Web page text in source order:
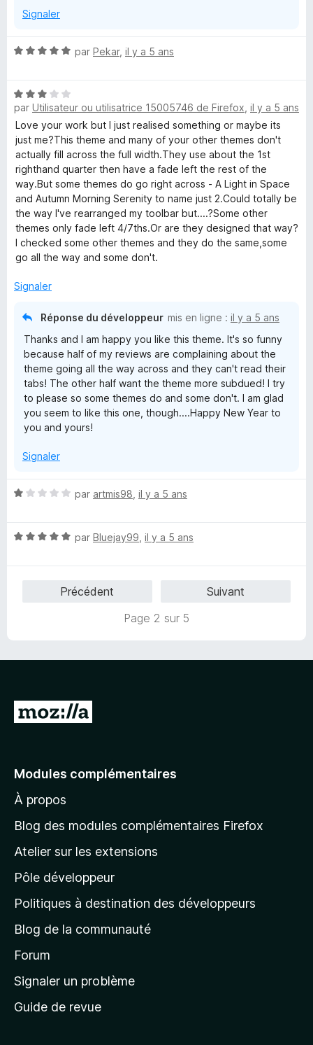
Signaler
N
é
5
s
u
r
5
par Pekar, il y a 5 ans
N
o
t
é
3
s
u
r
5
par Utilisateur ou utilisatrice 15005746 de Firefox il y a 5 ans
Love your work but I just realised something or maybe its
just me?This theme and many of your other themes don't
actually fill across the full width.They use about the 1st
righthand quarter then have a fade left the rest of the
way.But some themes do go right across - A Light in Space
and Autumn Morning Serenity to name just 2.Could totally be
the way I've rearranged my toolbar but....?Some other
themes only fade left 4/7ths.Or are they designed that way?
I checked some other themes and they do the same,some
go all the way and some don't.
Signaler
Réponse du développeur mis en ligne : il y a 5 ans
Thanks and I am happy you like this theme. It's so funny
because half of my reviews are complaining about the
theme going all the way across and they can't read their
tabs! The other half want the theme more subdued! I try
to please so some themes do and some don't. I am glad
you seem to like this one, though....Happy New Year to
you and yours!
Signaler
N
é
par artmis98 il y a 5 ans
N
par Bluejay99 il y a 5 ans
Précédent
Suivant
Page 2 sur 5
A
e
à
l
p
a
g
d
a
c
Modules complémentaires
À propos
Blog des modules complémentaires Firefox
Atelier sur les extensions
Pôle développeur
Politiques à destination des développeurs
Blog de la communauté
Forum
Signaler un problème
Guide de revue